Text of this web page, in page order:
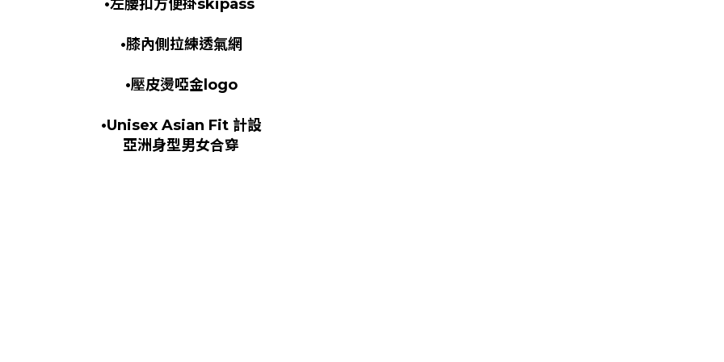
•左腰扣方便掛skipass
•膝內側拉練透氣網
•壓皮燙啞金logo
•Unisex Asian Fit 計設
亞洲身型男女合穿